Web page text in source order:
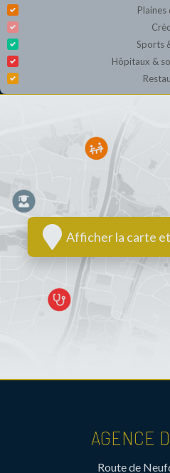
Plaines
Sports
Hôpitaux &
Afficher la carte
AGENCE
Route de